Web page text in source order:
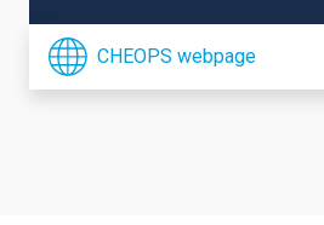
CHEOPS webpage